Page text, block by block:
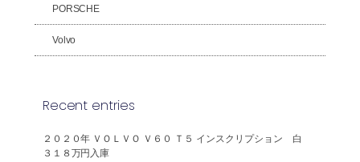
PORSCHE
Volvo
Recent entries
２０２０年 ＶＯＬＶＯ Ｖ６０ Ｔ５ インスクリプション 白
３１８万円入庫